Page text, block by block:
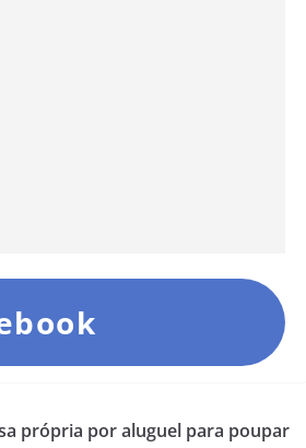
própria por aluguel para poupar